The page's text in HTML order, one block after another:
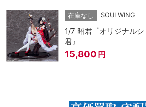
在庫なし SOULWING
1/7 昭君『オリジナル
君』
15,800 円